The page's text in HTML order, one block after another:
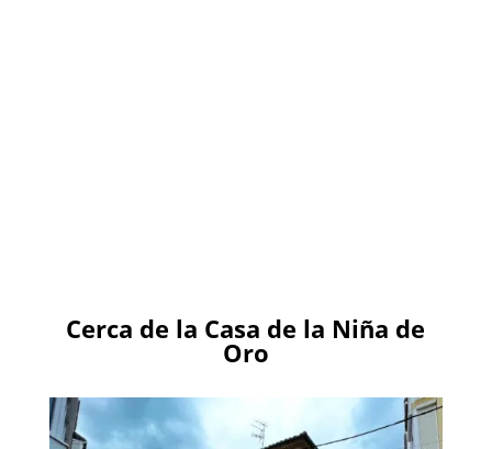
Cerca de la Casa de la Niña de
Oro